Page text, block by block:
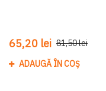
65,20 lei 81,50 lei
ADAUGĂ ÎN COȘ